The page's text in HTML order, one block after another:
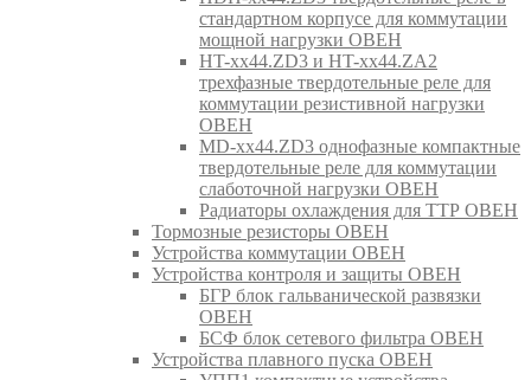
стандартном корпусе для коммутации
мощной нагрузки ОВЕН
HT-xx44.ZD3 и HT-xx44.ZA2
трехфазные твердотельные реле для
коммутации резистивной нагрузки
ОВЕН
MD-xx44.ZD3 однофазные компактные
твердотельные реле для коммутации
слаботочной нагрузки ОВЕН
Радиаторы охлаждения для ТТР ОВЕН
Тормозные резисторы ОВЕН
Устройства коммутации ОВЕН
Устройства контроля и защиты ОВЕН
БГР блок гальванической развязки
ОВЕН
БСФ блок сетевого фильтра ОВЕН
Устройства плавного пуска ОВЕН